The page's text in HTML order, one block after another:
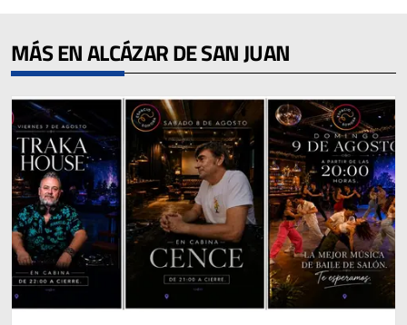
MÁS EN ALCÁZAR DE SAN JUAN